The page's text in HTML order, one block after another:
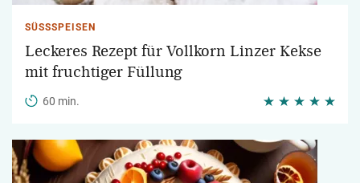
SÜSSSPEISEN
Leckeres Rezept für Vollkorn Linzer Kekse
mit fruchtiger Füllung
60 min.